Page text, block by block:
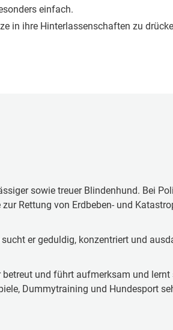
einfach.
in ihre Hinterlassenschaften zu
sowie treuer Blindenhund. Bei
Rettung von Erdbeben- und
er geduldig, konzentriert und
und führt aufmerksam und lernt
Dummytraining und Hundesport